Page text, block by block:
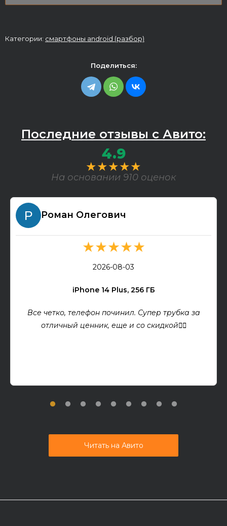
Категории: смартфоны android (разбор)
Поделиться:
Последние отзывы с Авито:
4.9
★★★★★
На основании 910 оценок
Роман Олегович
★★★★★
2026-08-03
iPhone 14 Plus, 256 ГБ
Все четко, телефон починил. Супер трубка за
отличный ценник, еще и со скидкой👍🏻
Читать на Авито